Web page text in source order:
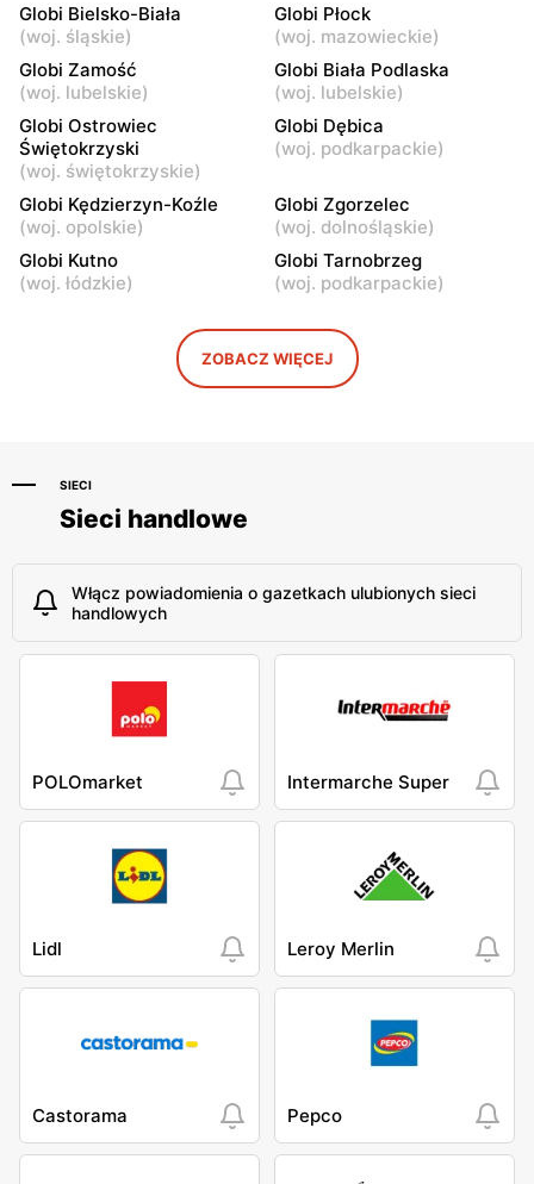
Jeżów, ul. Łowicka 24 Kłoczew, ul. Długa 51
Globi
Bąków Górny, ul. Bąków
Górny 43b
Globi
Jedlnia-Letnisko, ul.
Kolejowa 21
Globi
Płock, ul. Adama
Mickiewicza 10 lok. 1
Globi
25
Globi
Kutno, ul. Kardynała
Globi
Srock, ul. Piotrkowska 4
Konstantynów Łódzki, ul.
Globi
Konstantynów Łódzki, ul.
Globi Bielsko-Biała
(woj. śląskie)
Globi Płock
(woj. mazowieckie)
Globi Zamość
(woj. lubelskie)
Globi Biała Podlaska
(woj. lubelskie)
Globi Ostrowiec
Świętokrzyski
(woj. świętokrzyskie)
Globi Dębica
(woj. podkarpackie)
Globi Kędzierzyn-Koźle
(woj. opolskie)
Globi Zgorzelec
(woj. dolnośląskie)
Globi Kutno
(woj. łódzkie)
Globi Tarnobrzeg
(woj. podkarpackie)
ZOBACZ WIĘCEJ
SIECI
Sieci handlowe
Włącz powiadomienia o gazetkach ulubionych sieci
handlowych
POLOmarket Intermarche Super
Lidl Leroy Merlin
Castorama Pepco